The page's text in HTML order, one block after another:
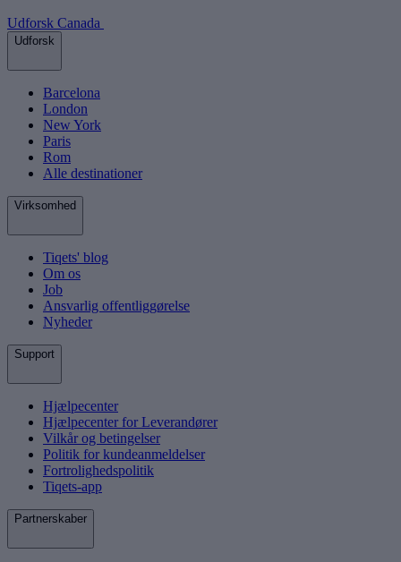
Udforsk Canada
Udforsk
Barcelona
London
New York
Paris
Rom
Alle destinationer
Virksomhed
Tiqets' blog
Om os
Job
Ansvarlig offentliggørelse
Nyheder
Support
Hjælpecenter
Hjælpecenter for Leverandører
Vilkår og betingelser
Politik for kundeanmeldelser
Fortrolighedspolitik
Tiqets-app
Partnerskaber